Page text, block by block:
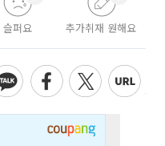
슬퍼요 추가취재 원해요